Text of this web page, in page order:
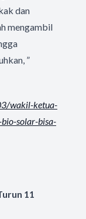
dan
mengambil
”
wakil-ketua-
solar-bisa-
11